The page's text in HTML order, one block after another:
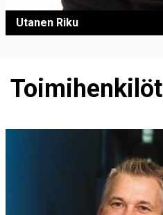
Utanen Riku
Toimihenkilöt